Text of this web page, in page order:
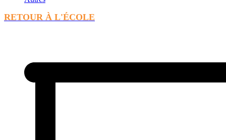
RETOUR À L'ÉCOLE